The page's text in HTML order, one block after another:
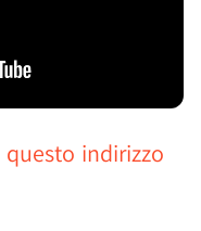
questo indirizzo